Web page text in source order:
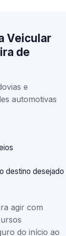
Veicular
de
e
automotivas
destino desejado
agir com
do início ao